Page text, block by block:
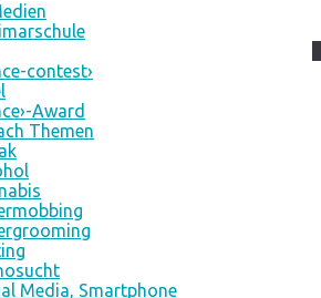
contest›
Award
Themen
Media, Smartphone